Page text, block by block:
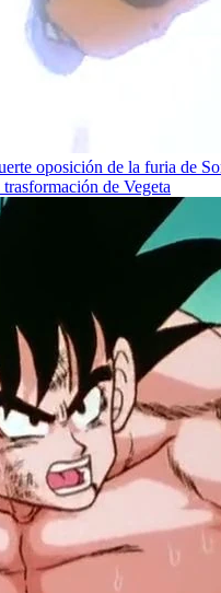
oposición de la furia de
de Vegeta